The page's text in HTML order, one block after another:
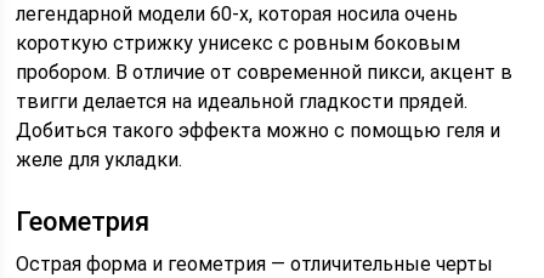
легендарной модели 60-х, которая носила очень
короткую стрижку унисекс с ровным боковым
пробором. В отличие от современной пикси, акцент в
твигги делается на идеальной гладкости прядей.
Добиться такого эффекта можно с помощью геля и
желе для укладки.
Геометрия
Острая форма и геометрия — отличительные черты